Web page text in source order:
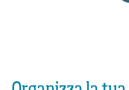
Il percorso è diviso in due